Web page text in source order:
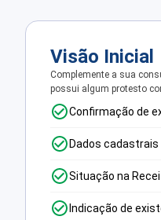
Visão Inicial
Complemente a sua
possui algum protesto
Confirmação de
Dados
Situação na
Indicação de